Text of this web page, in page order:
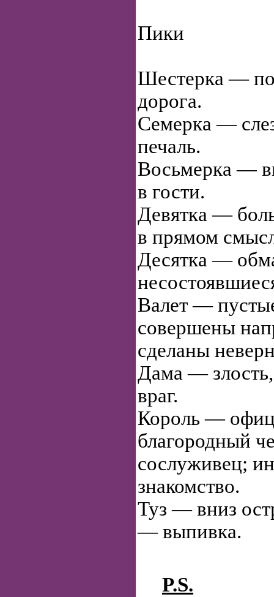
Пики
Шестерка —
дорога.
Семерка —
печаль.
Восьмерка —
в гости.
Девятка —
в прямом
Десятка —
Валет —
совершены
сделаны
Дама — злость,
враг.
Король —
благородный
сослуживец;
знакомство.
Туз — вниз
— выпивка.
P.S.